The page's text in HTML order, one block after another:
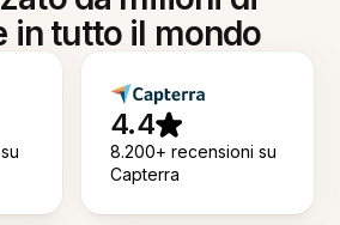
in tutto il mondo
4.4
8.200+ recensioni su
Capterra